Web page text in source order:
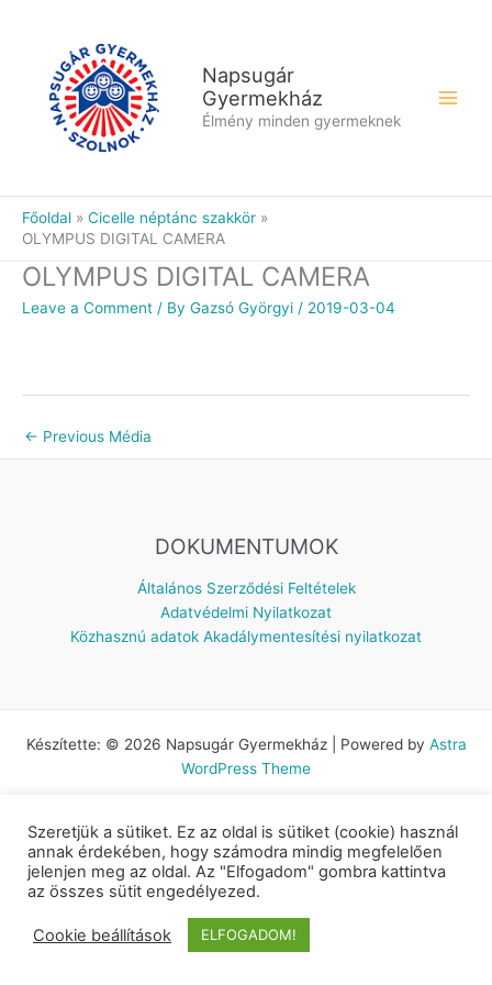
Napsugár
Gyermekház
Élmény minden gyermeknek
Főoldal
Cicelle néptánc szakkör
OLYMPUS DIGITAL CAMERA
OLYMPUS DIGITAL CAMERA
Leave a Comment / By Gazsó Györgyi / 2019-03-04
← Previous Média
DOKUMENTUMOK
Általános Szerződési Feltételek
Adatvédelmi Nyilatkozat
Közhasznú adatok Akadálymentesítési nyilatkozat
Készítette: © 2026 Napsugár Gyermekház | Powered by Astra
WordPress Theme
Szeretjük a sütiket. Ez az oldal is sütiket (cookie) használ
annak érdekében, hogy számodra mindig megfelelően
jelenjen meg az oldal. Az "Elfogadom" gombra kattintva
az összes sütit engedélyezed.
Cookie beállítások ELFOGADOM!